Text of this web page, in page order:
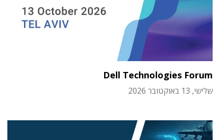
Dell Technologies Forum
שלישי, 13 באוקטובר 2026